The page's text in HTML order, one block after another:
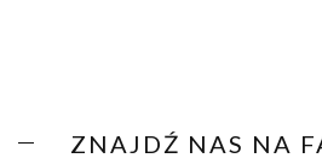
ZNAJDŹ NAS NA